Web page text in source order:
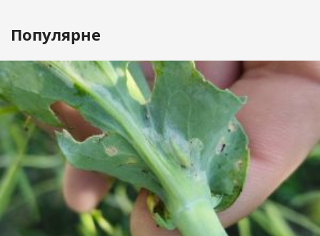
Популярне